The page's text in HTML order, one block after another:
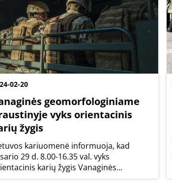
02-20
geomorfologiniame
vyks orientacinis
žygis
kariuomenė informuoja, kad
29 d. 8.00-16.35 val. vyks
karių žygis Vanaginės
draustinyje.